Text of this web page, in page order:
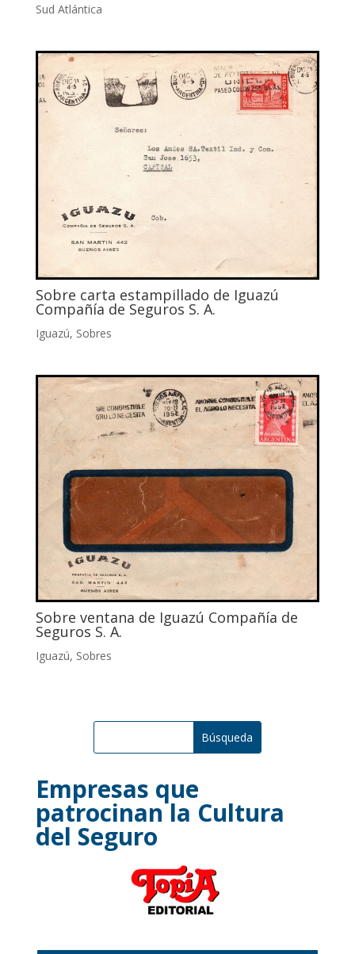
Sud Atlántica
Sobre carta estampillado de Iguazú
Compañía de Seguros S. A.
Iguazú, Sobres
Sobre ventana de Iguazú Compañía de
Seguros S. A.
Iguazú, Sobres
Empresas que
patrocinan la Cultura
del Seguro